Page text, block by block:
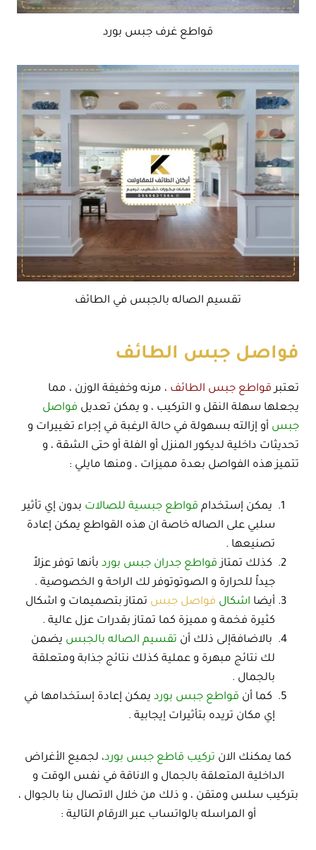
قواطع غرف جبس بورد
تقسيم الصاله بالجبس في الطائف
فواصل جبس الطائف
تعتبر قواطع جبس الطائف ، مرنه وخفيفة الوزن ، مما
يجعلها سهلة النقل و التركيب ، و يمكن تعديل فواصل
جبس أو إزالته بسهولة في حالة الرغبة في إجراء تغييرات و
تحديثات داخلية لديكور المنزل أو الفلة أو حتى الشقة ، و
تتميز هذه الفواصل بعدة مميزات ، ومنها مايلي :
يمكن إستخدام قواطع جبسية للصالات بدون إي تأثير
سلبي على الصاله خاصة ان هذه القواطع يمكن إعادة
تصنيعها .
كذلك تمتاز قواطع جدران جبس بورد بأنها توفر عزلاً
جيداً للحرارة و الصوتوتوفر لك الراحة و الخصوصية .
أيضا اشكال فواصل جبس تمتاز بتصميمات و اشكال
كثيرة فخمة و مميزة كما تمتاز بقدرات عزل عالية .
بالاضافةإلى ذلك أن تقسيم الصاله بالجبس يضمن
لك نتائج مبهرة و عملية كذلك نتائج جذابة ومتعلقة
بالجمال .
كما أن قواطع جبس بورد يمكن إعادة إستخدامها في
إي مكان تريده بتأثيرات إيجابية .
كما يمكنك الان تركيب قاطع جبس بورد، لجميع الأغراض
الداخلية المتعلقة بالجمال و الاناقة في نفس الوقت و
بتركيب سلس ومتقن ، و ذلك من خلال الاتصال بنا بالجوال ،
أو المراسله بالواتساب عبر الارقام التالية :